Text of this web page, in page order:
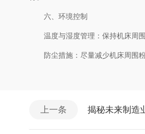
六、环境控制
温度与湿度管理：保持机床周围
防尘措施：尽量减少机床周围粉
上一条 揭秘未来制造